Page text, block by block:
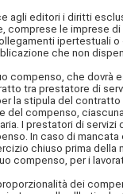
editori i diritti
comprese le imprese di
ipertestuali
che non
che dovrà
tra prestatore di
la stipula del
compenso,
I prestatori di
In caso di mancata
chiuso prima della
per i
dei